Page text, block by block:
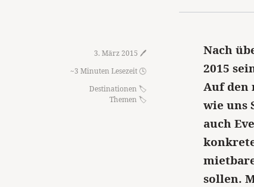
3. März 2015 🖊️
~3 Minuten Lesezeit 🕓
Destinationen
Themen
Nach
2015
Auf den
wie uns
auch
sollen.